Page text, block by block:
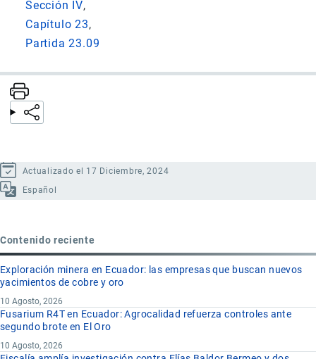
Sección IV
Capítulo 23
Partida 23.09
Actualizado el 17 Diciembre, 2024
Español
Contenido reciente
Exploración minera en Ecuador: las empresas que buscan nuevos
yacimientos de cobre y oro
10 Agosto, 2026
Fusarium R4T en Ecuador: Agrocalidad refuerza controles ante
segundo brote en El Oro
10 Agosto, 2026